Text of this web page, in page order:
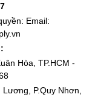
: Email:
Hòa, TP.HCM -
P.Quy Nhơn,